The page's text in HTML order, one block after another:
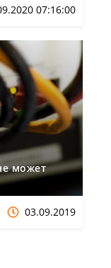
07:16:00
может
03.09.2019